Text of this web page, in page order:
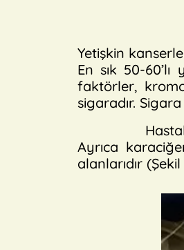
Yetişkin
En sık 50-
faktörler,
sigaradır.
Hastaların
Ayrıca
alanlarıdır (Şekil